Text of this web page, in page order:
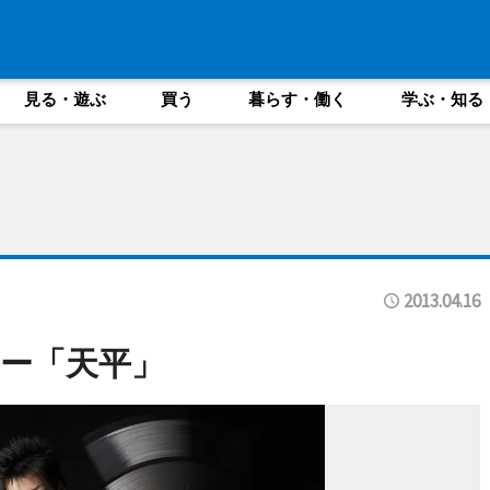
見る・遊ぶ 買う 暮らす・働く 学ぶ・知る
2013.04.16
「天平」